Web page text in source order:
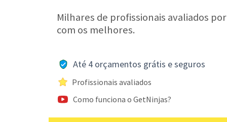
Milhares de profissionais avaliados
com os melhores.
Até 4 orçamentos grátis e seguros
Profissionais avaliados
Como funciona o GetNinjas?